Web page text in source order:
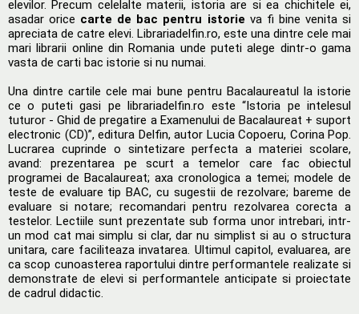
elevilor. Precum celelalte materii, istoria are si ea chichitele ei,
asadar orice carte de bac pentru istorie va fi bine venita si
apreciata de catre elevi. Librariadelfin.ro, este una dintre cele mai
mari librarii online din Romania unde puteti alege dintr-o gama
vasta de carti bac istorie si nu numai.
Una dintre cartile cele mai bune pentru Bacalaureatul la istorie
ce o puteti gasi pe librariadelfin.ro este “Istoria pe intelesul
tuturor - Ghid de pregatire a Examenului de Bacalaureat + suport
electronic (CD)”, editura Delfin, autor Lucia Copoeru, Corina Pop.
Lucrarea cuprinde o sintetizare perfecta a materiei scolare,
avand: prezentarea pe scurt a temelor care fac obiectul
programei de Bacalaureat; axa cronologica a temei; modele de
teste de evaluare tip BAC, cu sugestii de rezolvare; bareme de
evaluare si notare; recomandari pentru rezolvarea corecta a
testelor. Lectiile sunt prezentate sub forma unor intrebari, intr-
un mod cat mai simplu si clar, dar nu simplist si au o structura
unitara, care faciliteaza invatarea. Ultimul capitol, evaluarea, are
ca scop cunoasterea raportului dintre performantele realizate si
demonstrate de elevi si performantele anticipate si proiectate
de cadrul didactic.